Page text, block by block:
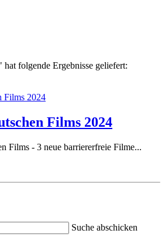
folgende Ergebnisse geliefert:
Films 2024
Films - 3 neue barriererfreie Filme...
Suche abschicken